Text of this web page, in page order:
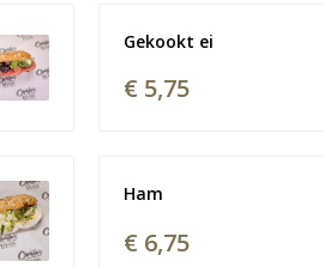
Gekookt ei
€ 5,75
Ham
€ 6,75